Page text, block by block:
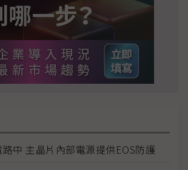
中 主晶片內部電源提供EOS防護